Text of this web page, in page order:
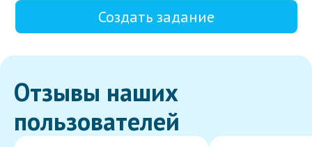
Создать задание
Отзывы наших
пользователей